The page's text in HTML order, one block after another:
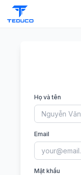
Họ và tên
Email
Mật khẩu